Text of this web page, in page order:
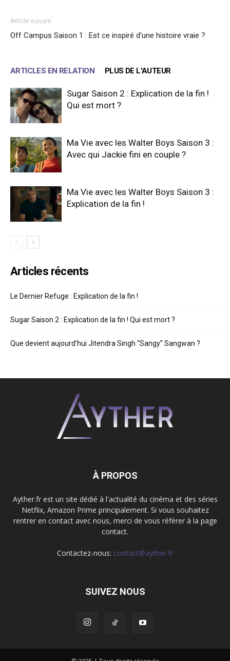
Article suivant
Off Campus Saison 1 : Est ce inspiré d’une histoire vraie ?
ARTICLES EN RELATION PLUS DE L'AUTEUR
Sugar Saison 2 : Explication de la fin !
Qui est mort ?
Ma Vie avec les Walter Boys Saison 3 :
Avec qui Jackie fini en couple ?
Ma Vie avec les Walter Boys Saison 3 :
Explication de la fin !
Articles récents
Le Dernier Refuge : Explication de la fin !
Sugar Saison 2 : Explication de la fin ! Qui est mort ?
Que devient aujourd’hui Jitendra Singh “Sangy” Sangwan ?
À PROPOS
Ayther.fr est un site dédié à l'actualité du cinéma et des séries
Netflix, Amazon Prime principalement. Si vous souhaitez
rentrer en contact avec nous, merci de vous référer à la page
contact.
Contactez-nous: contact@ayther.fr
SUIVEZ NOUS